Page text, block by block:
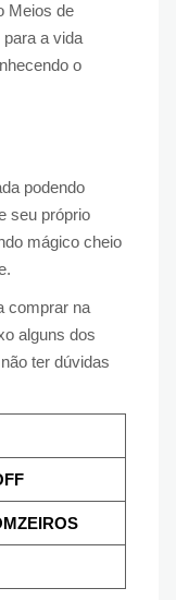
Meios de
a vida
o
podendo
seu próprio
mágico cheio
comprar na
alguns dos
ter dúvidas